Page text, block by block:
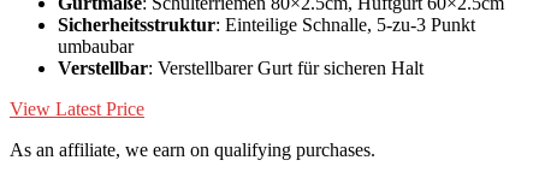
Sicherheitsstruktur: Einteilige Schnalle, 5-zu-3 Punkt
umbaubar
Verstellbar: Verstellbarer Gurt für sicheren Halt
View Latest Price
As an affiliate, we earn on qualifying purchases.